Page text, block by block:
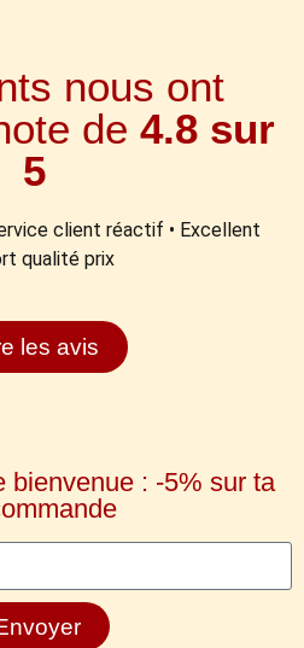
nous ont
de 4.8 sur
5
client réactif • Excellent
qualité prix
les avis
bienvenue : -5% sur ta